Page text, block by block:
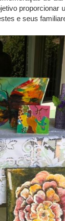
proporcionar
e seus